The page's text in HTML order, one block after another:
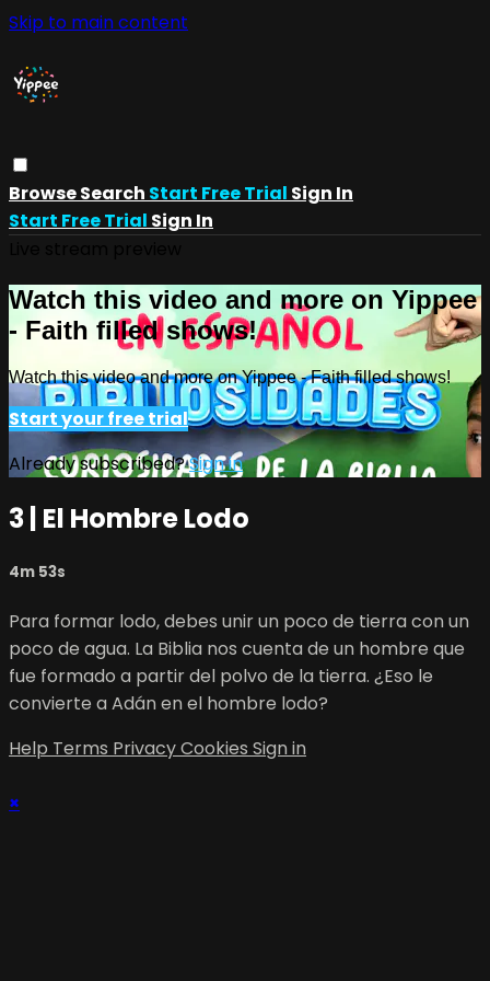
Skip to main content
BrowseSearch Start Free Trial Sign In
Start Free Trial Sign In
Watch this video and more on Yippee
- Faith filled shows!
Watch this video and more on Yippee - Faith filled shows!
Start your free trial
Already subscribed?Sign in
3 | El Hombre Lodo
4m 53s
Para formar lodo, debes unir un poco de tierra con un
poco de agua. La Biblia nos cuenta de un hombre que
fue formado a partir del polvo de la tierra. ¿Eso le
convierte a Adán en el hombre lodo?
Help Terms PrivacyCookies Sign in
×